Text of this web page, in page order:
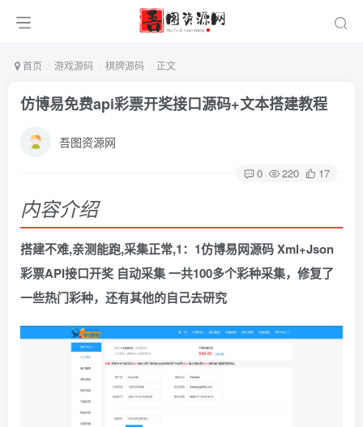
首页 游戏源码 棋牌源码 正文
仿博易免费api彩票开奖接口源码+文本搭建教程
吾图资源网
0 220 17
内容介绍
搭建不难,亲测能跑,采集正常,1：1仿博易网源码 Xml+Json
彩票API接口开奖 自动采集 一共100多个彩种采集，修复了
一些热门彩种，还有其他的自己去研究